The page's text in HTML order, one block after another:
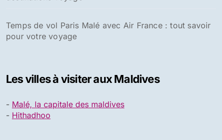
Temps de vol Paris Malé avec Air France : tout savoir
pour votre voyage
Les villes à visiter aux Maldives
- Malé, la capitale des maldives
- Hithadhoo